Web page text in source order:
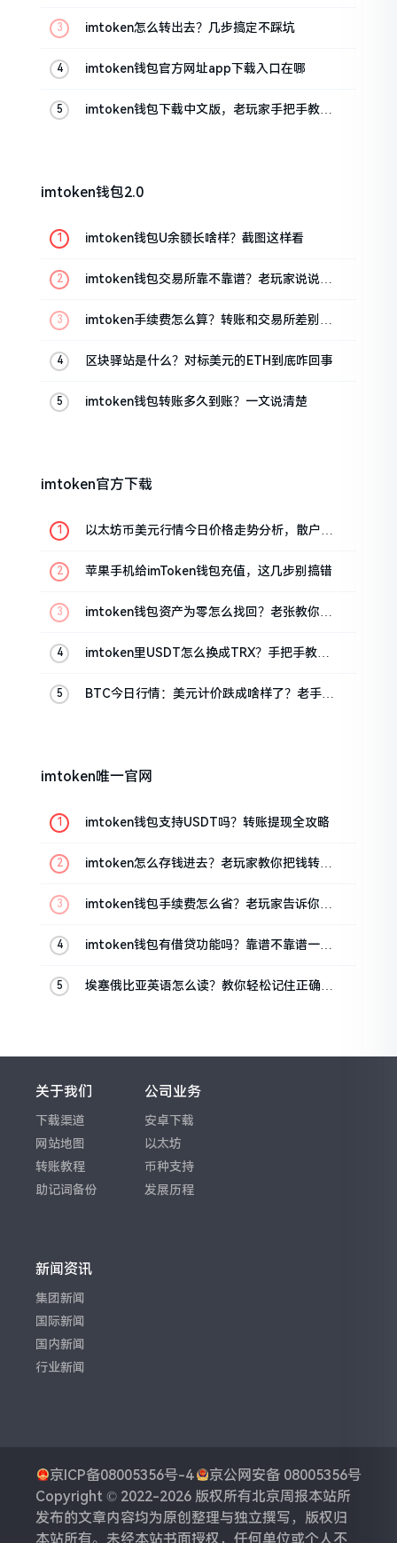
imtoken怎么转出去？几步搞定不踩坑
imtoken钱包官方网址app下载入口在哪
imtoken钱包下载中文版，老玩家手把手教你
imtoken钱包2.0
imtoken钱包U余额长啥样？截图这样看
imtoken钱包交易所靠不靠谱？老玩家说说心
imtoken手续费怎么算？转账和交易所差别大
区块驿站是什么？对标美元的ETH到底咋回事
imtoken钱包转账多久到账？一文说清楚
imtoken官方下载
以太坊币美元行情今日价格走势分析，散户如
苹果手机给imToken钱包充值，这几步别搞错
imtoken钱包资产为零怎么找回？老张教你几
imtoken里USDT怎么换成TRX？手把手教你
BTC今日行情：美元计价跌成啥样了？老手教
imtoken唯一官网
imtoken钱包支持USDT吗？转账提现全攻略
imtoken怎么存钱进去？老玩家教你把钱转进
imtoken钱包手续费怎么省？老玩家告诉你几
imtoken钱包有借贷功能吗？靠谱不靠谱一文
埃塞俄比亚英语怎么读？教你轻松记住正确发
关于我们
下载渠道
网站地图
转账教程
助记词备份
公司业务
安卓下载
以太坊
币种支持
发展历程
新闻资讯
集团新闻
国际新闻
国内新闻
行业新闻
京ICP备08005356号-4
京公网安备 08005356号
Copyright © 2022-2026 版权所有北京周报本站所
发布的文章内容均为原创整理与独立撰写，版权归
本站所有。未经本站书面授权，任何单位或个人不